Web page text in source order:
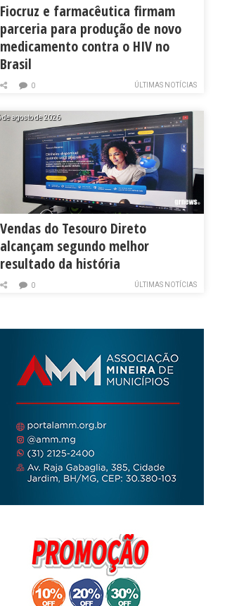
Fiocruz e farmacêutica firmam
parceria para produção de novo
medicamento contra o HIV no
Brasil
ÚLTIMAS NOTÍCIAS
0
de agosto de 2026
Vendas do Tesouro Direto
alcançam segundo melhor
resultado da história
ÚLTIMAS NOTÍCIAS
0